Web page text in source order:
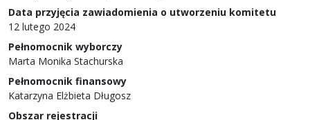
Data przyjęcia zawiadomienia o utworzeniu komitetu
12 lutego 2024
Pełnomocnik wyborczy
Marta Monika Stachurska
Pełnomocnik finansowy
Katarzyna Elżbieta Długosz
Obszar rejestracji